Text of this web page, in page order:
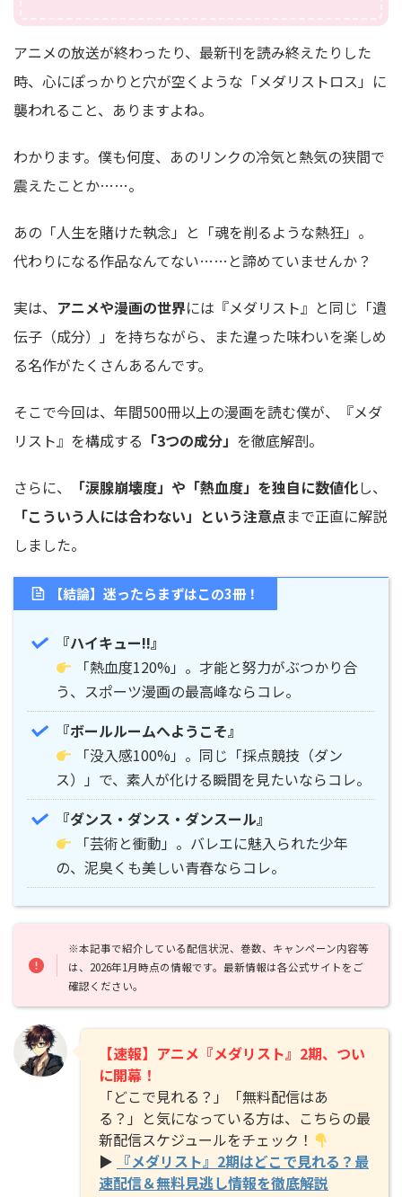
アニメの放送が終わったり、最新刊を読み終えたりした
時、心にぽっかりと穴が空くような「メダリストロス」に
襲われること、ありますよね。
わかります。僕も何度、あのリンクの冷気と熱気の狭間で
震えたことか……。
あの「人生を賭けた執念」と「魂を削るような熱狂」。
代わりになる作品なんてない……と諦めていませんか？
実は、 アニメや漫画の世界には『メダリスト』と同じ「遺
伝子（成分）」を持ちながら、また違った味わいを楽しめ
る名作がたくさんあるんです。
そこで今回は、年間500冊以上の漫画を読む僕が、『メダ
リスト』を構成する 「3つの成分」 を徹底解剖。
さらに、 「涙腺崩壊度」や「熱血度」を独自に数値化し、
「こういう人には合わない」という注意点まで正直に解説
しました。
【結論】迷ったらまずはこの3冊！
『ハイキュー!!』
「熱血度120%」。才能と努力がぶつかり合
う、スポーツ漫画の最高峰ならコレ。
『ボールルームへようこそ』
「没入感100%」。同じ「採点競技（ダン
ス）」で、素人が化ける瞬間を見たいならコレ。
『ダンス・ダンス・ダンスール』
「芸術と衝動」。バレエに魅入られた少年
の、泥臭くも美しい青春ならコレ。
※本記事で紹介している配信状況、巻数、キャンペーン内容等
は、2026年1月時点の情報です。最新情報は各公式サイトをご
確認ください。
【速報】アニメ『メダリスト』2期、つい
に開幕！
「どこで見れる？」「無料配信はあ
る？」と気になっている方は、こちらの最
新配信スケジュールをチェック！
▶ 『メダリスト』2期はどこで見れる？最
速配信＆無料見逃し情報を徹底解説